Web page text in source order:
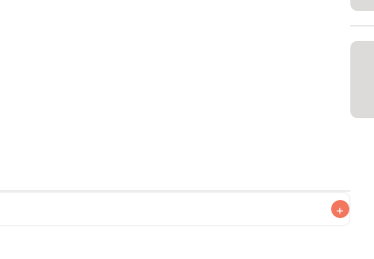
+
お早めにお召し上がりください。